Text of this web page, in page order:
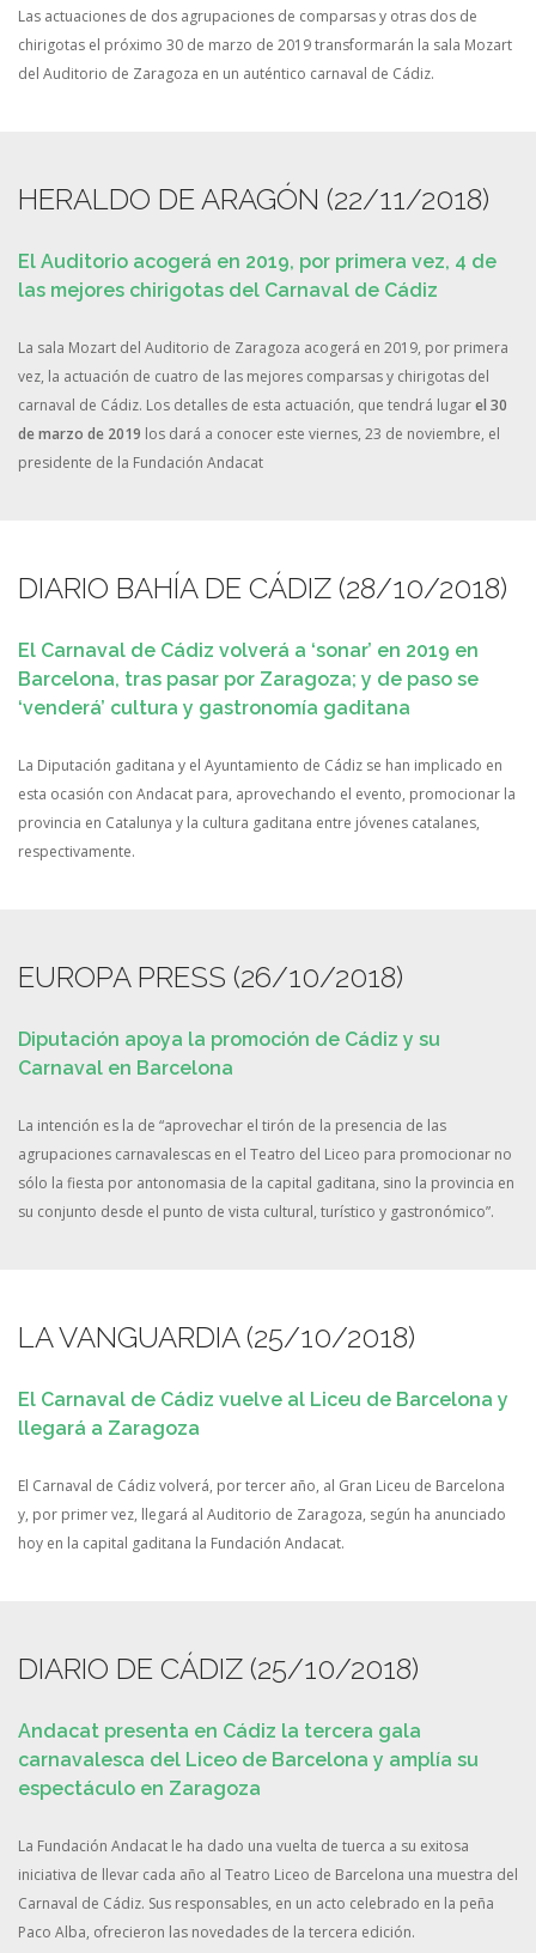
Las actuaciones de dos agrupaciones de comparsas y otras dos de
chirigotas el próximo 30 de marzo de 2019 transformarán la sala Mozart
del Auditorio de Zaragoza en un auténtico carnaval de Cádiz.
HERALDO DE ARAGÓN (22/11/2018)
El Auditorio acogerá en 2019, por primera vez, 4 de
las mejores chirigotas del Carnaval de Cádiz
La sala Mozart del Auditorio de Zaragoza acogerá en 2019, por primera
vez, la actuación de cuatro de las mejores comparsas y chirigotas del
carnaval de Cádiz. Los detalles de esta actuación, que tendrá lugarel 30
de marzo de 2019 los dará a conocer este viernes, 23 de noviembre, el
presidente de la Fundación Andacat
DIARIO BAHÍA DE CÁDIZ (28/10/2018)
El Carnaval de Cádiz volverá a ‘sonar’ en 2019 en
Barcelona, tras pasar por Zaragoza; y de paso se
‘venderá’ cultura y gastronomía gaditana
La Diputación gaditana y el Ayuntamiento de Cádiz se han implicado en
esta ocasión con Andacat para, aprovechando el evento, promocionar la
provincia en Catalunya y la cultura gaditana entre jóvenes catalanes,
respectivamente.
EUROPA PRESS (26/10/2018)
Diputación apoya la promoción de Cádiz y su
Carnaval en Barcelona
La intención es la de “aprovechar el tirón de la presencia de las
agrupaciones carnavalescas en el Teatro del Liceo para promocionar no
sólo la fiesta por antonomasia de la capital gaditana, sino la provincia en
su conjunto desde el punto de vista cultural, turístico y gastronómico”.
LA VANGUARDIA (25/10/2018)
El Carnaval de Cádiz vuelve al Liceu de Barcelona y
llegará a Zaragoza
El Carnaval de Cádiz volverá, por tercer año, al Gran Liceu de Barcelona
y, por primer vez, llegará al Auditorio de Zaragoza, según ha anunciado
hoy en la capital gaditana la Fundación Andacat.
DIARIO DE CÁDIZ (25/10/2018)
Andacat presenta en Cádiz la tercera gala
carnavalesca del Liceo de Barcelona y amplía su
espectáculo en Zaragoza
La Fundación Andacat le ha dado una vuelta de tuerca a su exitosa
iniciativa de llevar cada año al Teatro Liceo de Barcelona una muestra del
Carnaval de Cádiz. Sus responsables, en un acto celebrado en la peña
Paco Alba, ofrecieron las novedades de la tercera edición.